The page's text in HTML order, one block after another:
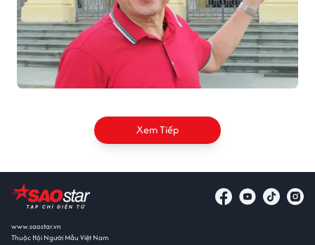
Xem Tiếp
www.saostar.vn
Thuộc Hội Người Mẫu Việt Nam